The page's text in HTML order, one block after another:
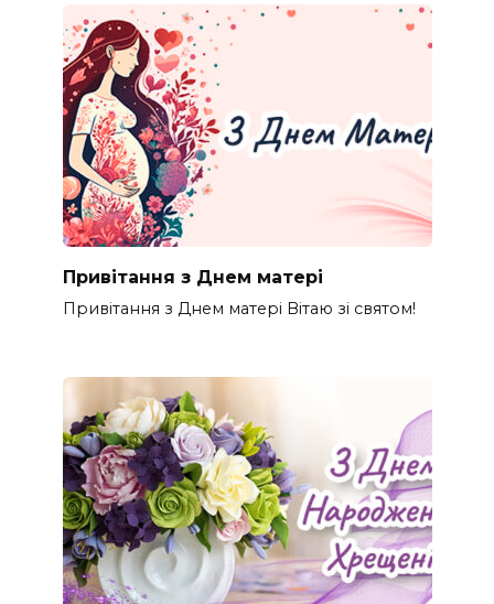
Привітання з Днем матері
Привітання з Днем матері Вітаю зі святом!